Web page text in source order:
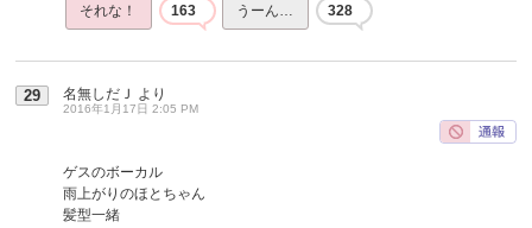
それな！ 163 うーん… 328
29 名無しだＪ より
2016年1月17日 2:05 PM
ゲスのボーカル
雨上がりのほとちゃん
髪型一緒